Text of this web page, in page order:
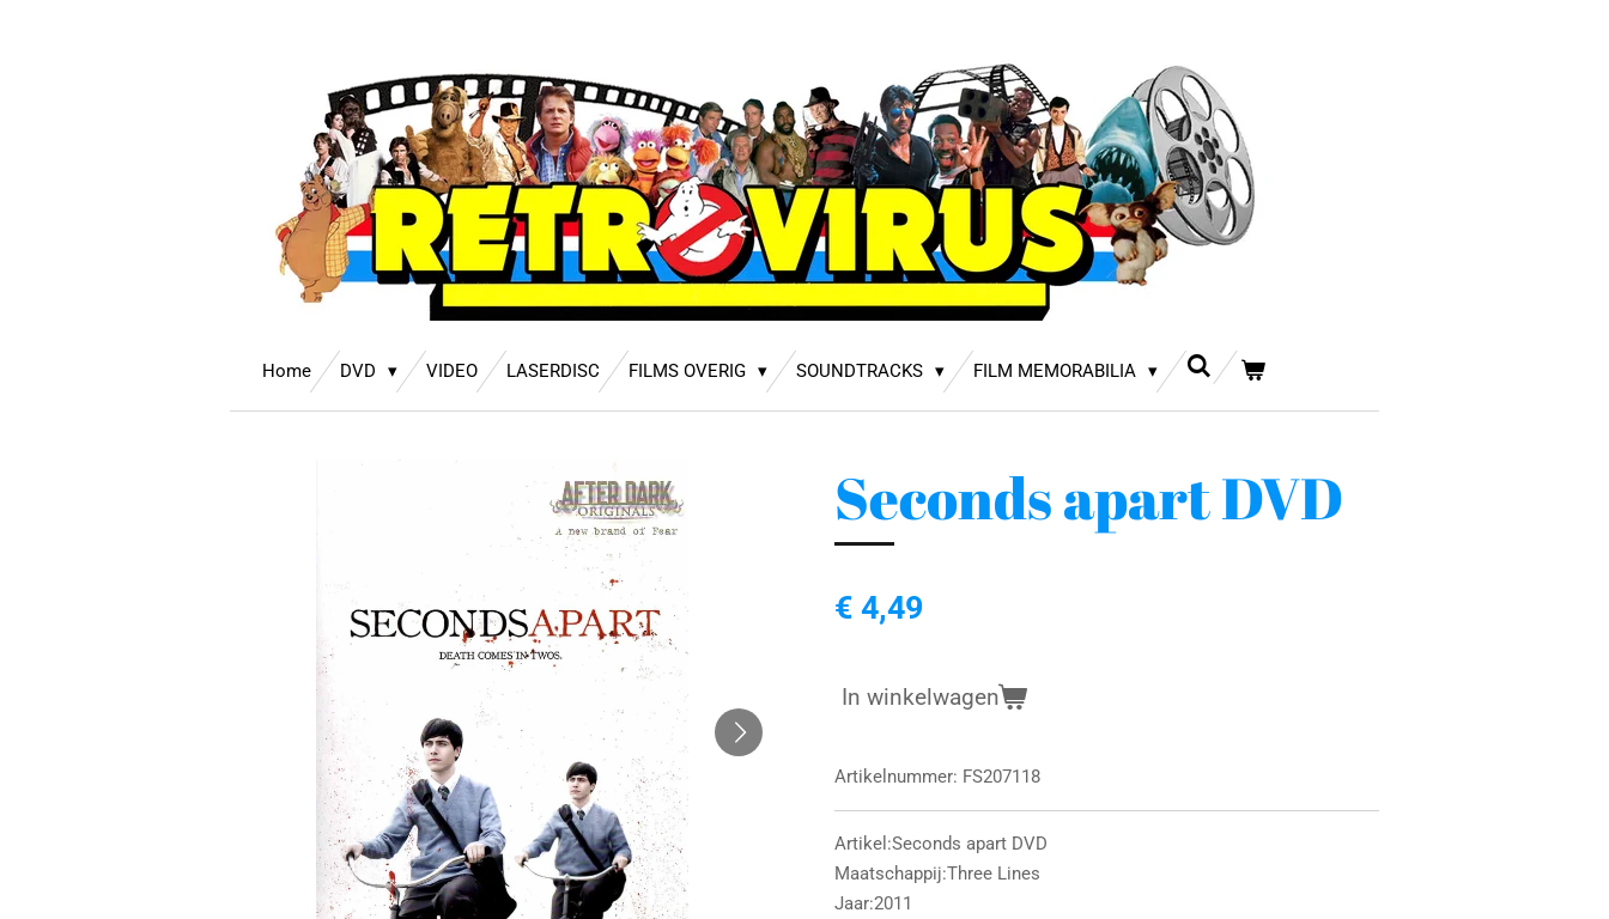
Home DVD VIDEO LASERDISC FILMS OVERIG SOUNDTRACKS FILM MEMORABILIA
Seconds apart DVD
€ 4,49
In winkelwagen
Artikelnummer: FS207118
Artikel:Seconds apart DVD
Maatschappij:Three Lines
Jaar:2011